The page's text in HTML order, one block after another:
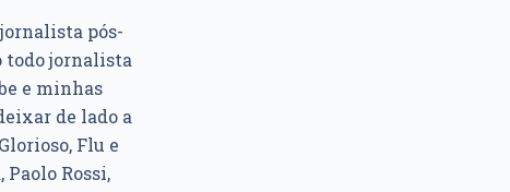
pós-
todo jornalista
e minhas
de lado a
Flu e
Rossi,